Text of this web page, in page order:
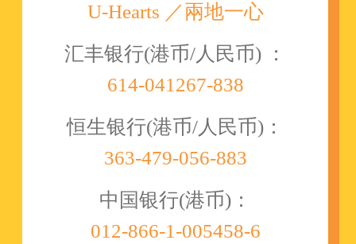
U-Hearts ／兩地一心
汇丰银行(港币/人民币) ：
614-041267-838
恒生银行(港币/人民币)：
363-479-056-883
中国银行(港币)：
012-866-1-005458-6